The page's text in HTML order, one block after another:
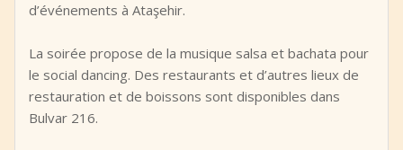
d’événements à Ataşehir.
La soirée propose de la musique salsa et bachata pour
le social dancing. Des restaurants et d’autres lieux de
restauration et de boissons sont disponibles dans
Bulvar 216.